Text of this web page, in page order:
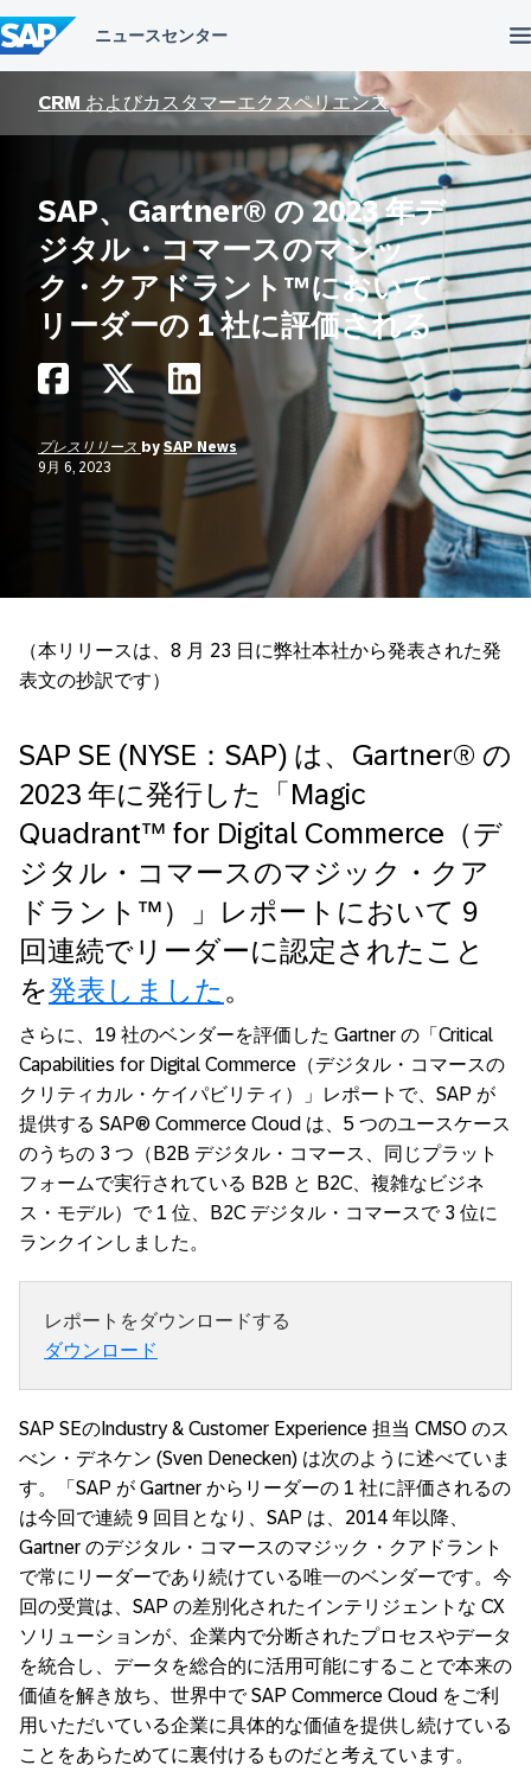
ン
テ
ン
CRM およびカスタマーエクスペリエンス
SAP、Gartner® の 2023 年デ
ジタル・コマースのマジッ
ク・クアドラント™において
リーダーの 1 社に評価される
プレスリリース by SAP News
9月 6, 2023
（本リリースは、8 月 23 日に弊社本社から発表された発
表文の抄訳です）
SAP SE (NYSE：SAP) は、Gartner® の
2023 年に発行した「Magic
Quadrant™ for Digital Commerce（デ
ジタル・コマースのマジック・クア
ドラント™）」レポートにおいて 9
回連続でリーダーに認定されたこと
を発表しました 。
さらに、19 社のベンダーを評価した Gartner の「Critical
Capabilities for Digital Commerce（デジタル・コマースの
クリティカル・ケイパビリティ）」レポートで、SAP が
提供する SAP® Commerce Cloud は、5 つのユースケース
のうちの 3 つ（B2B デジタル・コマース、同じプラット
フォームで実行されている B2B と B2C、複雑なビジネ
ス・モデル）で 1 位、B2C デジタル・コマースで 3 位に
ランクインしました。
レポートをダウンロードする
ダウンロード
SAP SEのIndustry & Customer Experience 担当 CMSO のス
べン・デネケン (Sven Denecken) は次のように述べていま
す。「SAP が Gartner からリーダーの 1 社に評価されるの
は今回で連続 9 回目となり、SAP は、2014 年以降、
Gartner のデジタル・コマースのマジック・クアドラント
で常にリーダーであり続けている唯一のベンダーです。今
回の受賞は、SAP の差別化されたインテリジェントな CX
ソリューションが、企業内で分断されたプロセスやデータ
を統合し、データを総合的に活用可能にすることで本来の
価値を解き放ち、世界中で SAP Commerce Cloud をご利
用いただいている企業に具体的な価値を提供し続けている
ことをあらためてに裏付けるものだと考えています。